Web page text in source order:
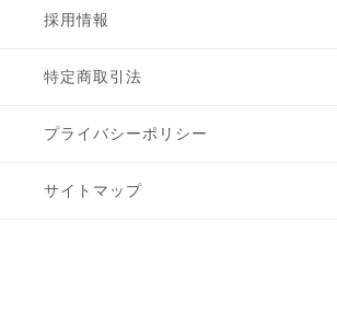
採用情報
特定商取引法
プライバシーポリシー
サイトマップ